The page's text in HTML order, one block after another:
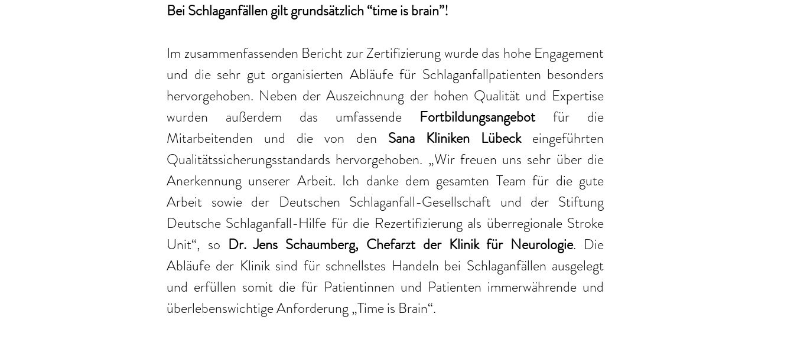
Bei Schlaganfällen gilt grundsätzlich “time is brain”!
Im zusammenfassenden Bericht zur Zertifizierung wurde das hohe Engagement
und die sehr gut organisierten Abläufe für Schlaganfallpatienten besonders
hervorgehoben. Neben der Auszeichnung der hohen Qualität und Expertise
wurden außerdem das umfassende Fortbildungsangebot für die
Mitarbeitenden und die von den Sana Kliniken Lübeck eingeführten
Qualitätssicherungsstandards hervorgehoben. „Wir freuen uns sehr über die
Anerkennung unserer Arbeit. Ich danke dem gesamten Team für die gute
Arbeit sowie der Deutschen Schlaganfall-Gesellschaft und der Stiftung
Deutsche Schlaganfall-Hilfe für die Rezertifizierung als überregionale Stroke
Unit“, so Dr. Jens Schaumberg, Chefarzt der Klinik für Neurologie. Die
Abläufe der Klinik sind für schnellstes Handeln bei Schlaganfällen ausgelegt
und erfüllen somit die für Patientinnen und Patienten immerwährende und
überlebenswichtige Anforderung „Time is Brain“.